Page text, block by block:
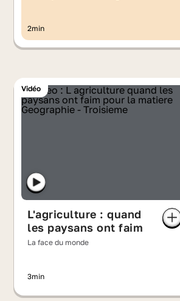
2min
Vidéo
L'agriculture : quand
les paysans ont faim
La face du monde
3min